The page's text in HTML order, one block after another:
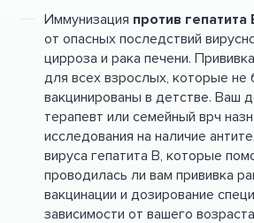
Иммунизация против гепатита
от опасных последствий
цирроза и рака печени.
для всех взрослых, которые не
вакцинированы в детстве. Ваш
терапевт или семейный врч
исследования на наличие
вируса гепатита B, которые
проводилась ли вам прививка
вакцинации и дозирование
зависимости от вашего